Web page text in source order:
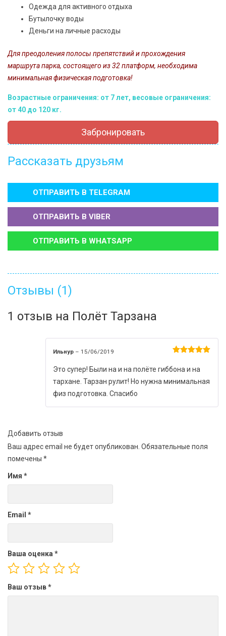
Одежда для активного отдыха
Бутылочку воды
Деньги на личные расходы
Для преодоления полосы препятствий и прохождения
маршрута парка, состоящего из 32 платформ, необходима
минимальная физическая подготовка!
Возрастные ограничения: от 7 лет, весовые ограничения:
от 40 до 120 кг.
Забронировать
Рассказать друзьям
ОТПРАВИТЬ В TELEGRAM
ОТПРАВИТЬ В VIBER
ОТПРАВИТЬ В WHATSAPP
Отзывы (1)
1 отзыв на Полёт Тарзана
из 5
Ильнур – 15/06/2019
Это супер! Были на и на полёте гиббона и на
тархане. Тарзан рулит! Но нужна минимальная
физ подготовка. Спасибо
Добавить отзыв
Ваш адрес email не будет опубликован. Обязательные поля
помечены *
Имя *
Email *
Ваша оценка *
Ваш отзыв*